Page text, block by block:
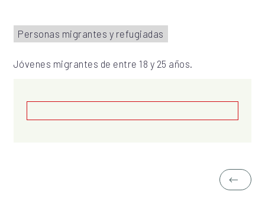
Personas migrantes y refugiadas
Jóvenes migrantes de entre 18 y 25 años.